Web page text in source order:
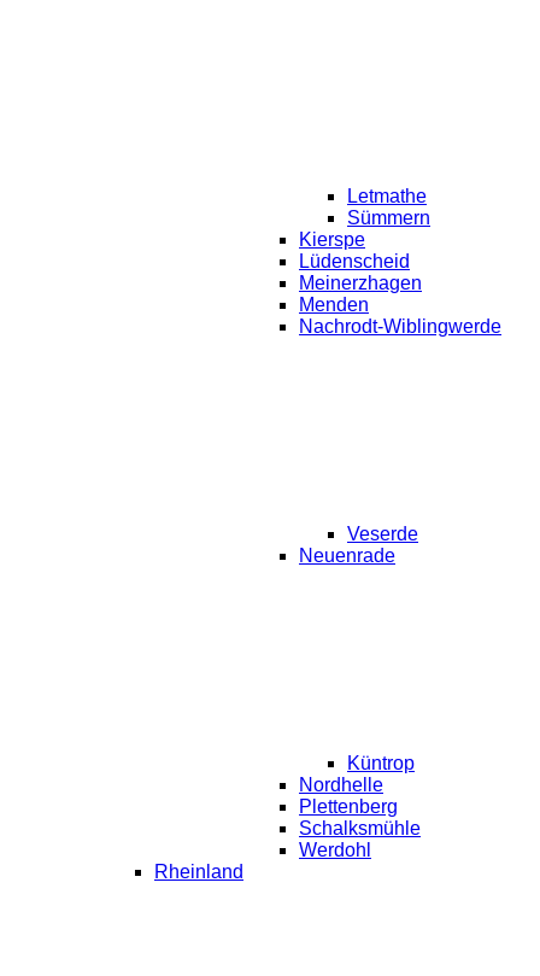
Letmathe
Sümmern
Kierspe
Lüdenscheid
Meinerzhagen
Menden
Nachrodt-Wiblingwerde
Veserde
Neuenrade
Küntrop
Nordhelle
Plettenberg
Schalksmühle
Werdohl
Rheinland